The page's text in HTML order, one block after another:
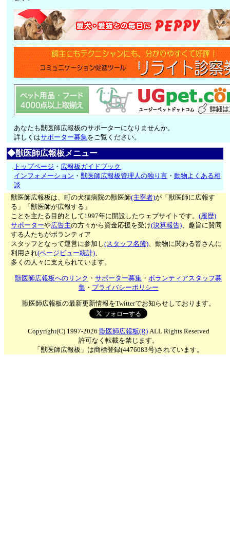
あなたも獣医師広報板のサポーターになりませんか。
詳しくはサポーター募集をご覧ください。
◆獣医師広報板メニュー
トップページ ・ 広報板ガイドブック
インフォメーション ・獣医師広報板管理人の独り言 ・動物よくある相
談
獣医師広報板は、町の犬猫病院の獣医師(主宰者)が「獣医師に広報す
る」「獣医師が広報する」
ことを主たる目的として1997年に開設したウェブサイトです。(履歴)
サポーターや広告主の方々から資金応援を受け(決算報告)、趣旨に賛同
する人たちがボランティア
スタッフとなって運営に参加し(スタッフ名簿)、動物に関わる皆さんに
利用され(ページビュー統計)、
多くの人々に支えられています。
獣医師広報板へのリンク ・サポーター募集 ・ボランティアスタッフ募
集・ プライバシーポリシー
獣医師広報板の最新更新情報をTwitterでお知らせしております。
Copyright(C) 1997-2026 獣医師広報板(R)ALL Rights Reserved
許可なく転載を禁じます。
「獣医師広報板」は商標登録(4476083号)されています。